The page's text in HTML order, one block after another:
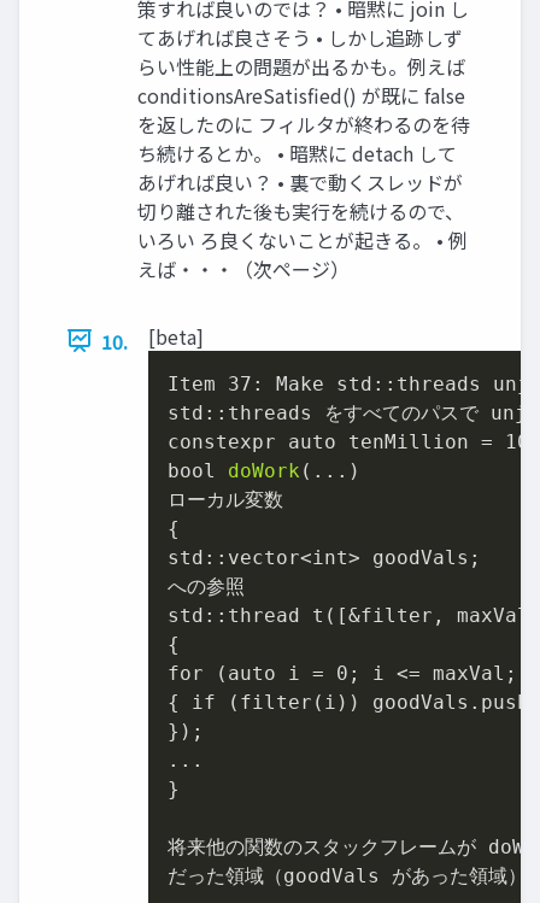
策すれば良いのでは？ • 暗黙に join し
てあげれば良さそう • しかし追跡しず
らい性能上の問題が出るかも。例えば
conditionsAreSatisfied() が既に false
を返したのに フィルタが終わるのを待
ち続けるとか。 • 暗黙に detach して
あげれば良い？ • 裏で動くスレッドが
切り離された後も実行を続けるので、
いろい ろ良くないことが起きる。 • 例
えば・・・（次ページ）
10. [beta]
Item 37 : Make std::threads
std::threads をすべてのパスで
constexpr auto tenMillion =
bool doWork (...)
ローカル変数
{
std::vector<int> goodVals;
への参照
std::thread t([&filter, maxVal,
{
for (auto i = 0 ; i <= maxVal;
{ if (filter(i)) goodVals
});
...
}
将来他の関数のスタックフレームが
だった領域（goodVals があった領域）